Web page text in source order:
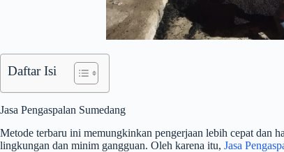
Daftar Isi
Jasa Pengaspalan Sumedang
Metode terbaru ini memungkinkan pengerjaan lebih cepat dan
lingkungan dan minim gangguan. Oleh karena itu, Jasa